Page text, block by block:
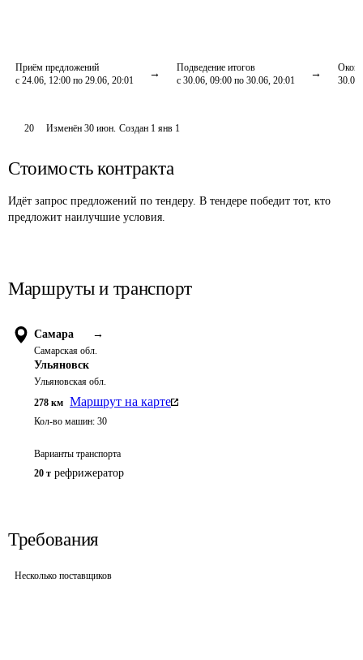
Приём предложений
с 24.06, 12:00 по 29.06, 20:01
Подведение итогов
с 30.06, 09:00 по 30.06, 20:01
20 Изменён30 июн. Создан 1 янв 1
Стоимость контракта
Идёт запрос предложений по тендеру. В тендере победит тот, кто
предложит наилучшие условия.
Маршруты и транспорт
Самара →
Самарская обл.
Ульяновск
Ульяновская обл.
278 км Маршрут на карте
Кол-во машин: 30
Варианты транспорта
20 т рефрижератор
Требования
Несколько поставщиков